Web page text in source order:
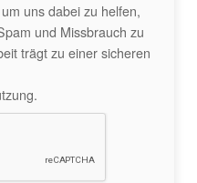
uns dabei zu helfen,
und Missbrauch zu
trägt zu einer sicheren